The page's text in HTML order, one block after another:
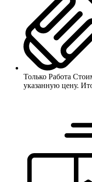
Только Работа
указанную цену.